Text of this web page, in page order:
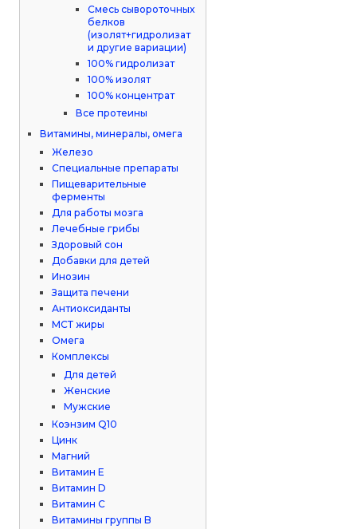
Смесь сывороточных
белков
(изолят+гидролизат
и другие вариации)
100% гидролизат
100% изолят
100% концентрат
Все протеины
Витамины, минералы, омега
Железо
Специальные препараты
Пищеварительные
ферменты
Для работы мозга
Лечебные грибы
Здоровый сон
Добавки для детей
Инозин
Защита печени
Антиоксиданты
МСТ жиры
Омега
Комплексы
Для детей
Женские
Мужские
Коэнзим Q10
Цинк
Магний
Витамин Е
Витамин D
Витамин С
Витамины группы B